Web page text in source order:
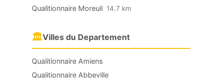
Qualitionnaire Moreuil 14.7 km
🏛Villes du Departement
Qualitionnaire Amiens
Qualitionnaire Abbeville